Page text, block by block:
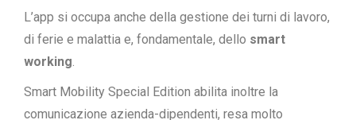
L’app si occupa anche della gestione dei turni di lavoro,
di ferie e malattia e, fondamentale, dello smart
working
Smart Mobility Special Edition abilita inoltre la
comunicazione azienda-dipendenti, resa molto